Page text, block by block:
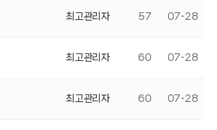
최고관리자 57 07-28
최고관리자 60 07-28
최고관리자 60 07-28